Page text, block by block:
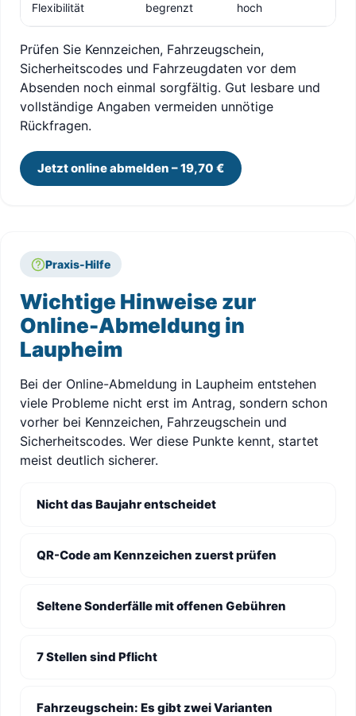
Flexibilität begrenzt hoch
Prüfen Sie Kennzeichen, Fahrzeugschein,
Sicherheitscodes und Fahrzeugdaten vor dem
Absenden noch einmal sorgfältig. Gut lesbare und
vollständige Angaben vermeiden unnötige
Rückfragen.
Jetzt online abmelden – 19,70 €
Praxis-Hilfe
Wichtige Hinweise zur
Online-Abmeldung in
Laupheim
Bei der Online-Abmeldung in Laupheim entstehen
viele Probleme nicht erst im Antrag, sondern schon
vorher bei Kennzeichen, Fahrzeugschein und
Sicherheitscodes. Wer diese Punkte kennt, startet
meist deutlich sicherer.
Nicht das Baujahr entscheidet
QR-Code am Kennzeichen zuerst prüfen
Seltene Sonderfälle mit offenen Gebühren
7 Stellen sind Pflicht
Fahrzeugschein: Es gibt zwei Varianten